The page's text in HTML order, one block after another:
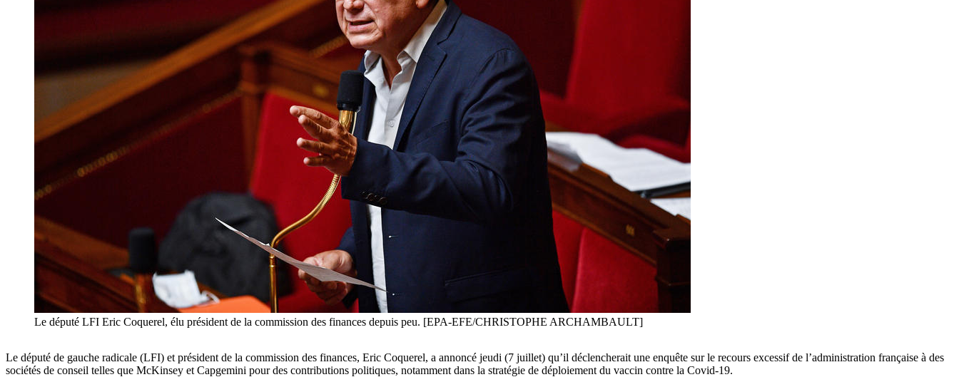
Le député LFI Eric Coquerel, élu président de la commission des finances depuis peu. [EPA-EFE/CHRISTOPHE ARCHAMBAULT]
Le député de gauche radicale (LFI) et président de la commission des finances, Eric Coquerel, a annoncé jeudi (7 juillet) qu’il déclencherait une enquête sur le recours excessif de l’administration française à des
sociétés de conseil telles que McKinsey et Capgemini pour des contributions politiques, notamment dans la stratégie de déploiement du vaccin contre la Covid-19.